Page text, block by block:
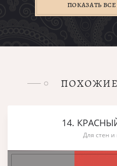
ПОКАЗАТЬ ВСЕ
14.
Для стен и